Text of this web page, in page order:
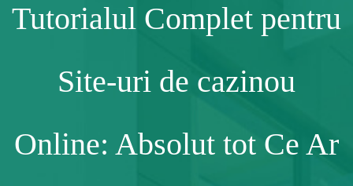
Tutorialul Complet pentru
Site-uri de cazinou
Online: Absolut tot Ce Ar